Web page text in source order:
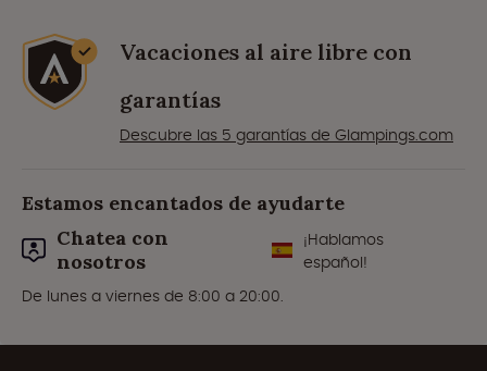
Vacaciones al aire libre con
garantías
Descubre las 5 garantías de Glampings.com
Estamos encantados de ayudarte
Chatea con
nosotros
¡Hablamos
español!
De lunes a viernes de 8:00 a 20:00.